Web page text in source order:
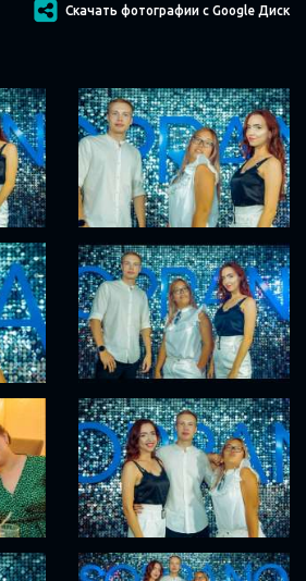
Скачать фотографии с Google Диск